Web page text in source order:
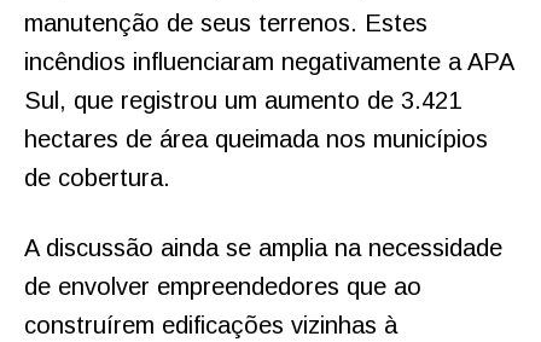
manutenção de seus terrenos. Estes
incêndios influenciaram negativamente a APA
Sul, que registrou um aumento de 3.421
hectares de área queimada nos municípios
de cobertura.
A discussão ainda se amplia na necessidade
de envolver empreendedores que ao
construírem edificações vizinhas à